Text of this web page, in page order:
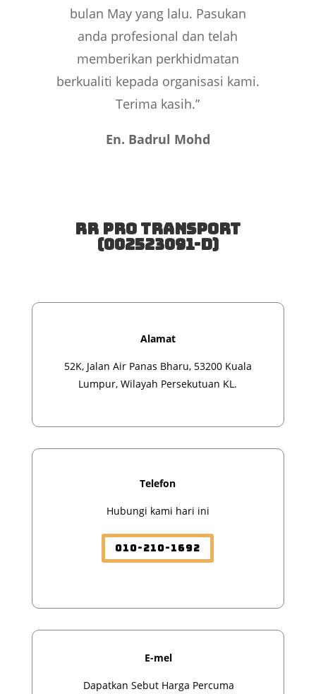
bulan May yang lalu. Pasukan
anda profesional dan telah
memberikan perkhidmatan
berkualiti kepada organisasi kami.
Terima kasih.”
En. Badrul Mohd
RR Pro Transport
(002523091-D)
Alamat
52K, Jalan Air Panas Bharu, 53200 Kuala
Lumpur, Wilayah Persekutuan KL.
Telefon
Hubungi kami hari ini
010-210-1692
E-mel
Dapatkan Sebut Harga Percuma